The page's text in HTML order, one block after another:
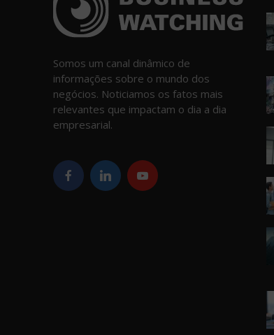
Somos um canal dinâmico de
informações sobre o mundo dos
negócios. Noticiamos os fatos mais
relevantes que impactam o dia a dia
empresarial.